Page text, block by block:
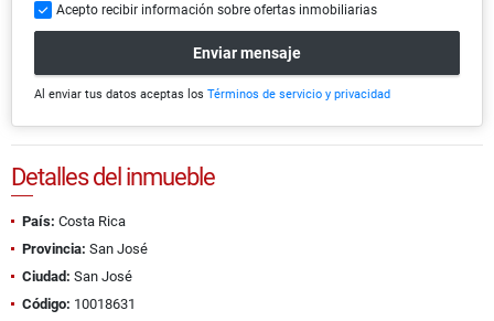
Acepto recibir información sobre ofertas inmobiliarias
Enviar mensaje
Al enviar tus datos aceptas los Términos de servicio y privacidad
Detalles del inmueble
País: Costa Rica
Provincia: San José
Ciudad: San José
Código: 10018631